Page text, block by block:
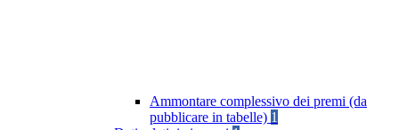
Ammontare complessivo dei premi (da
pubblicare in tabelle) 1